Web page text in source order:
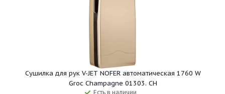
Сушилка для рук V-JET NOFER автоматическая 1760 W
Groc Champagne 01303. CH
Есть в наличии